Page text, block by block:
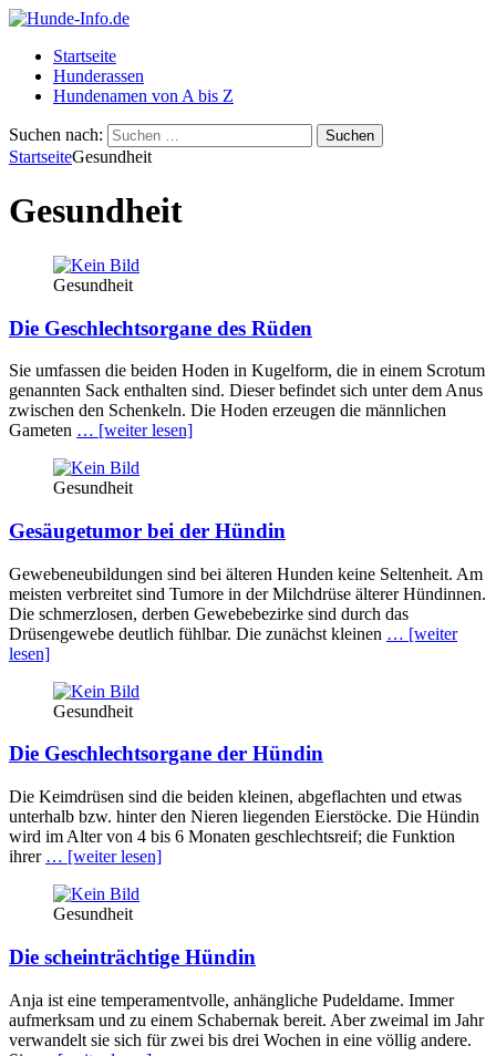
Startseite
Hunderassen
Hundenamen von A bis Z
Suchen nach:
StartseiteGesundheit
Gesundheit
Gesundheit
Die Geschlechtsorgane des Rüden
Sie umfassen die beiden Hoden in Kugelform, die in einem Scrotum
genannten Sack enthalten sind. Dieser befindet sich unter dem Anus
zwischen den Schenkeln. Die Hoden erzeugen die männlichen
Gameten … [weiter lesen]
Gesundheit
Gesäugetumor bei der Hündin
Gewebeneubildungen sind bei älteren Hunden keine Seltenheit. Am
meisten verbreitet sind Tumore in der Milchdrüse älterer Hündinnen.
Die schmerzlosen, derben Gewebebezirke sind durch das
Drüsengewebe deutlich fühlbar. Die zunächst kleinen … [weiter
lesen]
Gesundheit
Die Geschlechtsorgane der Hündin
Die Keimdrüsen sind die beiden kleinen, abgeflachten und etwas
unterhalb bzw. hinter den Nieren liegenden Eierstöcke. Die Hündin
wird im Alter von 4 bis 6 Monaten geschlechtsreif; die Funktion
ihrer … [weiter lesen]
Gesundheit
Die scheinträchtige Hündin
Anja ist eine temperamentvolle, anhängliche Pudeldame. Immer
aufmerksam und zu einem Schabernak bereit. Aber zweimal im Jahr
verwandelt sie sich für zwei bis drei Wochen in eine völlig andere.